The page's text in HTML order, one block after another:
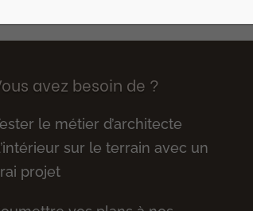
avez besoin de ?
le métier d’architecte
sur le terrain avec un
projet